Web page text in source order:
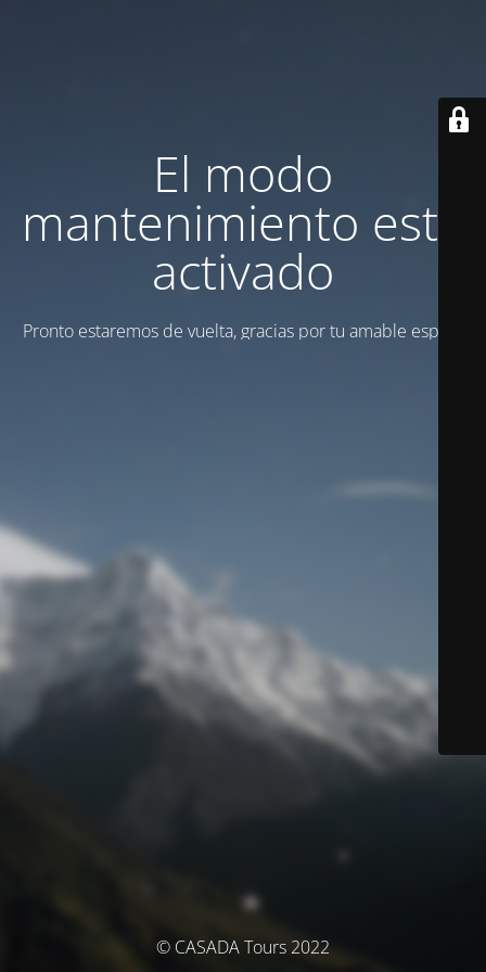
El modo
mantenimiento está
activado
Pronto estaremos de vuelta, gracias por tu amable espera
© CASADA Tours 2022